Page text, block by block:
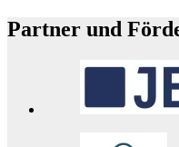
Partner und